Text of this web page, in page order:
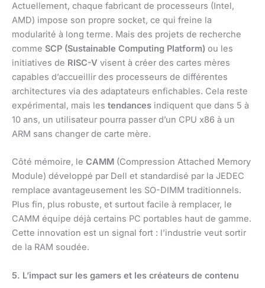
Actuellement, chaque fabricant de processeurs (Intel,
AMD) impose son propre socket, ce qui freine la
modularité à long terme. Mais des projets de recherche
comme SCP (Sustainable Computing Platform) ou les
initiatives de RISC-V visent à créer des cartes mères
capables d’accueillir des processeurs de différentes
architectures via des adaptateurs enfichables. Cela reste
expérimental, mais les tendances indiquent que dans 5 à
10 ans, un utilisateur pourra passer d’un CPU x86 à un
ARM sans changer de carte mère.
Côté mémoire, le CAMM (Compression Attached Memory
Module) développé par Dell et standardisé par la JEDEC
remplace avantageusement les SO-DIMM traditionnels.
Plus fin, plus robuste, et surtout facile à remplacer, le
CAMM équipe déjà certains PC portables haut de gamme.
Cette innovation est un signal fort : l’industrie veut sortir
de la RAM soudée.
5. L’impact sur les gamers et les créateurs de contenu